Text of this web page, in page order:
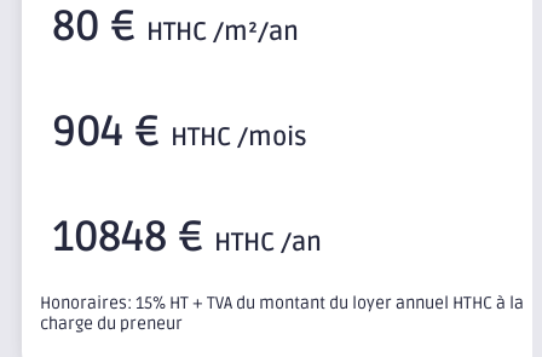
80 € HTHC /m²/an
904 € HTHC /mois
10848 € HTHC /an
Honoraires: 15% HT + TVA du montant du loyer annuel HTHC à la
charge du preneur